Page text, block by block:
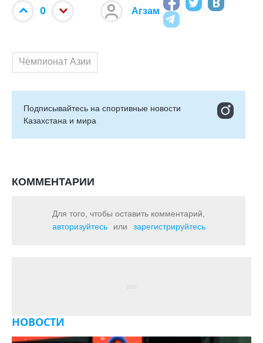
0 Агзам
Чемпионат Азии
Подписывайтесь на cпортивные новости
Казахстана и мира
КОММЕНТАРИИ
Для того, чтобы оставить комментарий,
авторизуйтесь
или зарегистрируйтесь
НОВОСТИ